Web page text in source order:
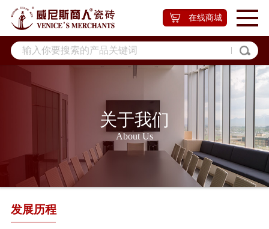
在线商城
关于我们
About Us
发展历程